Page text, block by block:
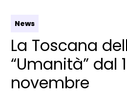
News
La Toscana
“Umanità” dal
novembre